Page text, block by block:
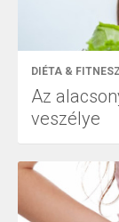
DIÉTA & FITNESZ
Az
veszélye